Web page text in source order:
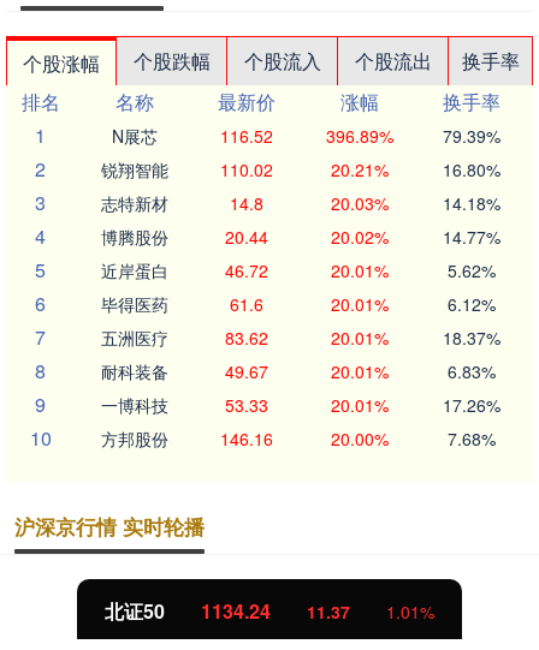
个股涨幅 个股跌幅 个股流入 个股流出
换手率
排名
名称 最新价 涨幅
换手率
1
N展芯 116.52 396.89% 79.39%
2 锐翔智能 110.02 20.21% 16.80%
3 志特新材 14.8 20.03% 14.18%
4 博腾股份 20.44 20.02% 14.77%
5 近岸蛋白 46.72 20.01% 5.62%
6 毕得医药 61.6 20.01% 6.12%
7 五洲医疗 83.62 20.01% 18.37%
8 耐科装备 49.67 20.01% 6.83%
9 一博科技 53.33 20.01% 17.26%
10 方邦股份 146.16 20.00% 7.68%
沪深京行情 实时轮播
北证50 1134.24 11.37 1.01%